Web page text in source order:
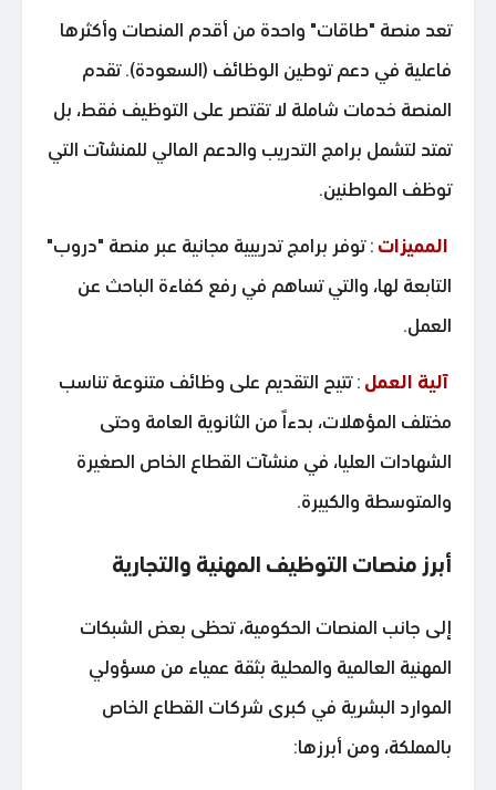
تعد منصة "طاقات" واحدة من أقدم المنصات وأكثرها
فاعلية في دعم توطين الوظائف (السعودة). تقدم
المنصة خدمات شاملة لا تقتصر على التوظيف فقط، بل
تمتد لتشمل برامج التدريب والدعم المالي للمنشآت التي
توظف المواطنين.
المميزات : توفر برامج تدريبية مجانية عبر منصة "دروب"
التابعة لها، والتي تساهم في رفع كفاءة الباحث عن
العمل.
آلية العمل : تتيح التقديم على وظائف متنوعة تناسب
مختلف المؤهلات، بدءاً من الثانوية العامة وحتى
الشهادات العليا، في منشآت القطاع الخاص الصغيرة
والمتوسطة والكبيرة.
أبرز منصات التوظيف المهنية والتجارية
إلى جانب المنصات الحكومية، تحظى بعض الشبكات
المهنية العالمية والمحلية بثقة عمياء من مسؤولي
الموارد البشرية في كبرى شركات القطاع الخاص
بالمملكة، ومن أبرزها: